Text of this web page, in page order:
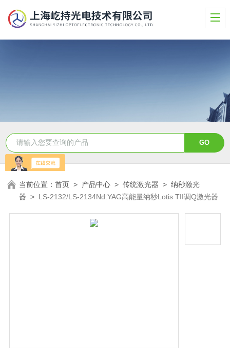
当前位置：首页 > 产品中心 >传统激光器 >纳秒激光
器 > LS-2132/LS-2134Nd:YAG高能量纳秒Lotis TII调Q激光器